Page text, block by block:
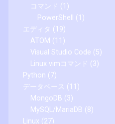
コマンド (1)
PowerShell
(1)
エディタ (19)
ATOM (11)
Visual Studio Code (5)
Linux vimコマンド (3)
Python (7)
データベース (11)
MongoDB (3)
MySQL/MariaDB (8)
Linux (27)